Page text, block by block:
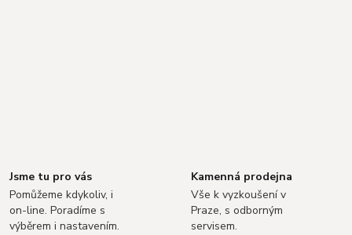
Jsme tu pro vás
Pomůžeme kdykoliv, i
on-line. Poradíme s
výběrem i nastavením.
Kamenná prodejna
Vše k vyzkoušení v
Praze, s odborným
servisem.